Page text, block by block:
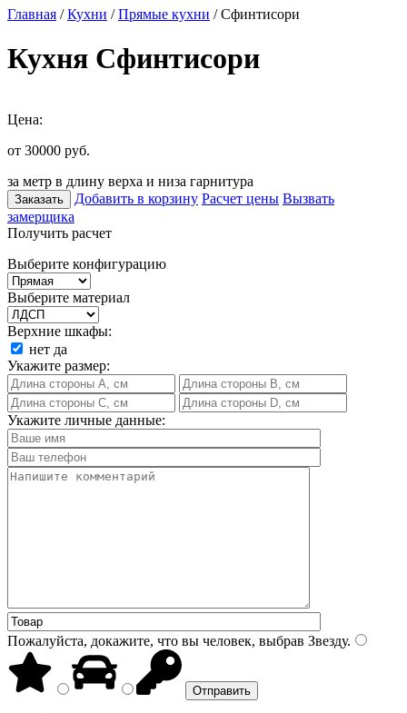
Главная /Кухни /Прямые кухни / Сфинтисори
Кухня Сфинтисори
Цена:
от 30000 руб.
за метр в длину верха и низа гарнитура
Заказать Добавить в корзину Расчет цены Вызвать
замерщика
Получить расчет
Выберите конфигурацию
Выберите материал
Верхние шкафы:
нет да
Укажите размер:
Укажите личные данные:
Пожалуйста, докажите, что вы человек, выбрав Звезду.